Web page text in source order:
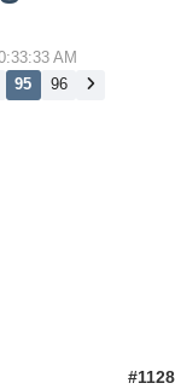
AM
95 96
#1128